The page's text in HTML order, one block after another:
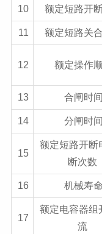
10 额定短路开
11 额定短路关
12 额定操作
13 合闸时间
14 分闸时间
15
额定短路开断
断次数
16 机械寿命
17
额定电容器组
流